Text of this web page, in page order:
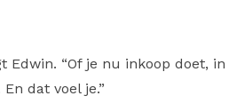
Edwin. “Of je nu inkoop doet, in
dat voel je.”